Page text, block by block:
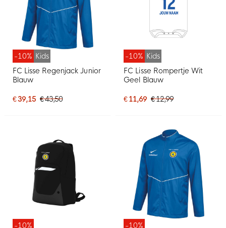
-10% Kids
FC Lisse Regenjack Junior
Blauw
€ 39,15 € 43,50
-10% Kids
FC Lisse Rompertje Wit
Geel Blauw
€ 11,69 € 12,99
-10%
-10%